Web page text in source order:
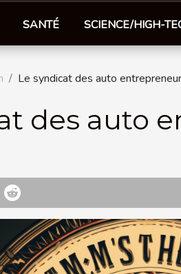
SANTÉ SCIENCE/HIGH-
Le syndicat des auto
des auto